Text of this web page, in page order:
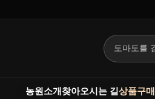
검색어
농원소개 찾아오시는 길상품구매